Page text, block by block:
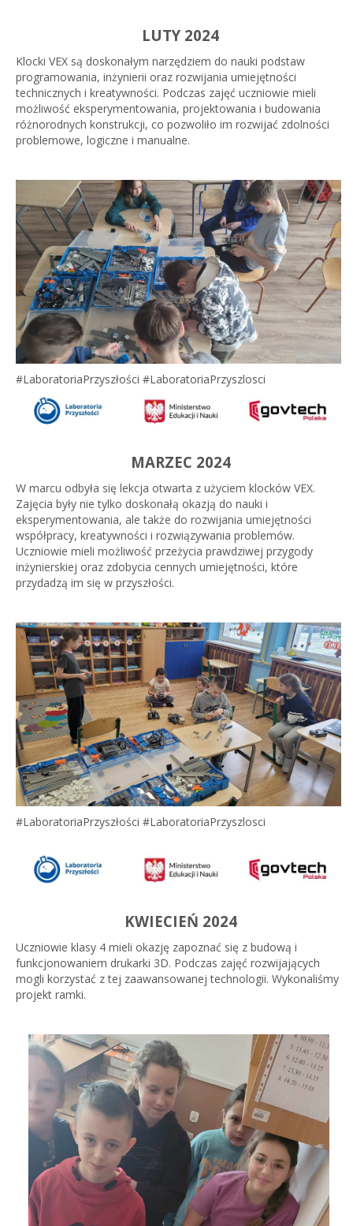
LUTY 2024
Klocki VEX są doskonałym narzędziem do nauki podstaw
programowania, inżynierii oraz rozwijania umiejętności
technicznych i kreatywności. Podczas zajęć uczniowie mieli
możliwość eksperymentowania, projektowania i budowania
różnorodnych konstrukcji, co pozwoliło im rozwijać zdolności
problemowe, logiczne i manualne.
#LaboratoriaPrzyszłości #LaboratoriaPrzyszlosci
MARZEC 2024
W marcu odbyła się lekcja otwarta z użyciem klocków VEX.
Zajęcia były nie tylko doskonałą okazją do nauki i
eksperymentowania, ale także do rozwijania umiejętności
współpracy, kreatywności i rozwiązywania problemów.
Uczniowie mieli możliwość przeżycia prawdziwej przygody
inżynierskiej oraz zdobycia cennych umiejętności, które
przydadzą im się w przyszłości.
#LaboratoriaPrzyszłości #LaboratoriaPrzyszlosci
KWIECIEŃ 2024
Uczniowie klasy 4 mieli okazję zapoznać się z budową i
funkcjonowaniem drukarki 3D. Podczas zajęć rozwijających
mogli korzystać z tej zaawansowanej technologii. Wykonaliśmy
projekt ramki.